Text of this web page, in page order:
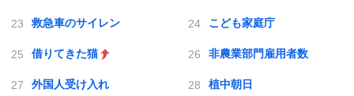
救急車のサイレン こども家庭庁
借りてきた猫 非農業部門雇用者数
外国人受け入れ 植中朝日